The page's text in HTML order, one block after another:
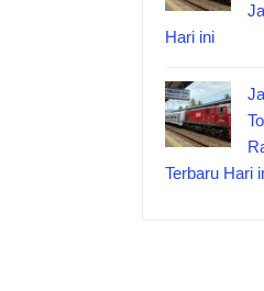
Hari ini
Terbaru Hari